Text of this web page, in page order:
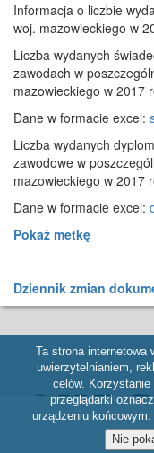
Informacja o liczbie
woj. mazowieckiego w
Liczba wydanych
zawodach w
mazowieckiego w 2017
Dane w formacie excel:
Liczba wydanych
zawodowe w
mazowieckiego w 2017
Dane w formacie excel:
Pokaż metkę
Dziennik zmian
Ta strona internetowa
uwierzytelnianiem,
celów.
przeglądarki
urządzeniu